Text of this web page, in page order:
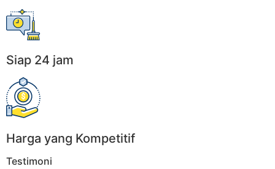
Siap 24 jam
Harga yang Kompetitif
Testimoni